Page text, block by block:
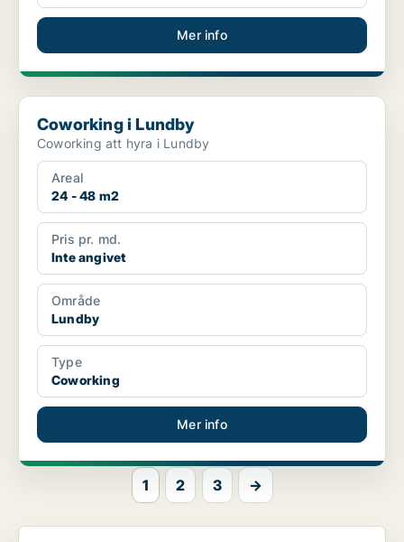
Mer info
Coworking i Lundby
Coworking i Lundby
Coworking att hyra i Lundby
Areal
24 - 48 m2
Pris pr. md.
Inte angivet
Område
Lundby
Type
Coworking
Mer info
1 2 3 →